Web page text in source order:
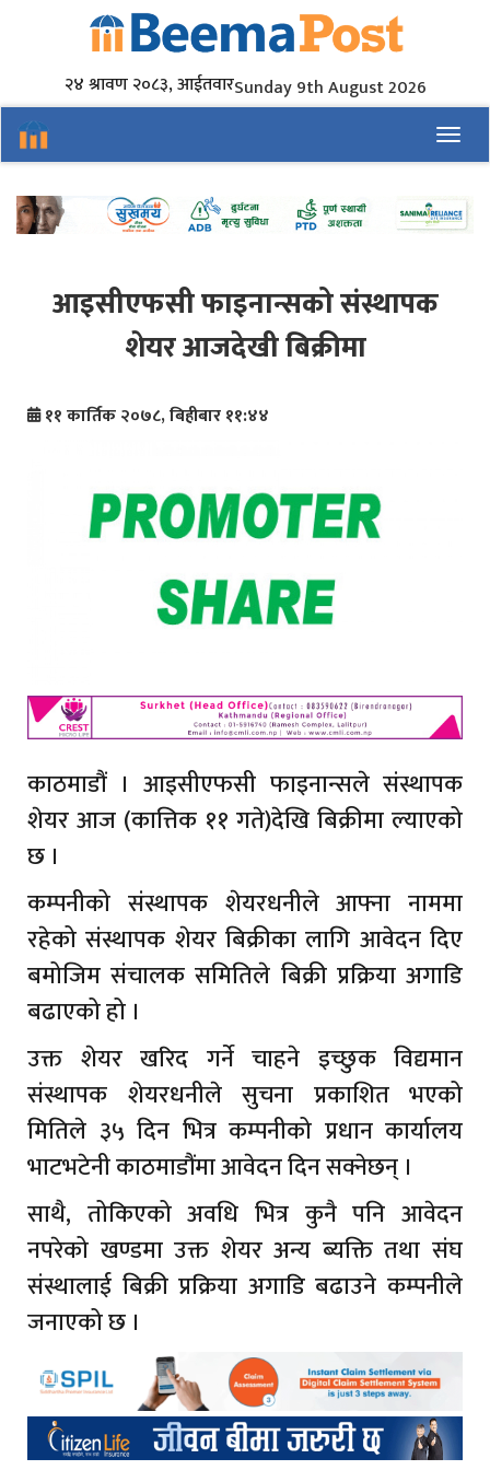
२४ श्रावण २०८३, आईतवारSunday 9th August 2026
आइसीएफसी फाइनान्सको संस्थापक
शेयर आजदेखी बिक्रीमा
११ कार्तिक २०७८, बिहीबार ११:४४
काठमाडौं । आइसीएफसी फाइनान्सले संस्थापक
शेयर आज (कात्तिक ११ गते)देखि बिक्रीमा ल्याएको
छ ।
कम्पनीको संस्थापक शेयरधनीले आफ्ना नाममा
रहेको संस्थापक शेयर बिक्रीका लागि आवेदन दिए
बमोजिम संचालक समितिले बिक्री प्रक्रिया अगाडि
बढाएको हो ।
उक्त शेयर खरिद गर्ने चाहने इच्छुक विद्यमान
संस्थापक शेयरधनीले सुचना प्रकाशित भएको
मितिले ३५ दिन भित्र कम्पनीको प्रधान कार्यालय
भाटभटेनी काठमाडौंमा आवेदन दिन सक्नेछन् ।
साथै, तोकिएको अवधि भित्र कुनै पनि आवेदन
नपरेको खण्डमा उक्त शेयर अन्य ब्यक्ति तथा संघ
संस्थालाई बिक्री प्रक्रिया अगाडि बढाउने कम्पनीले
जनाएको छ ।